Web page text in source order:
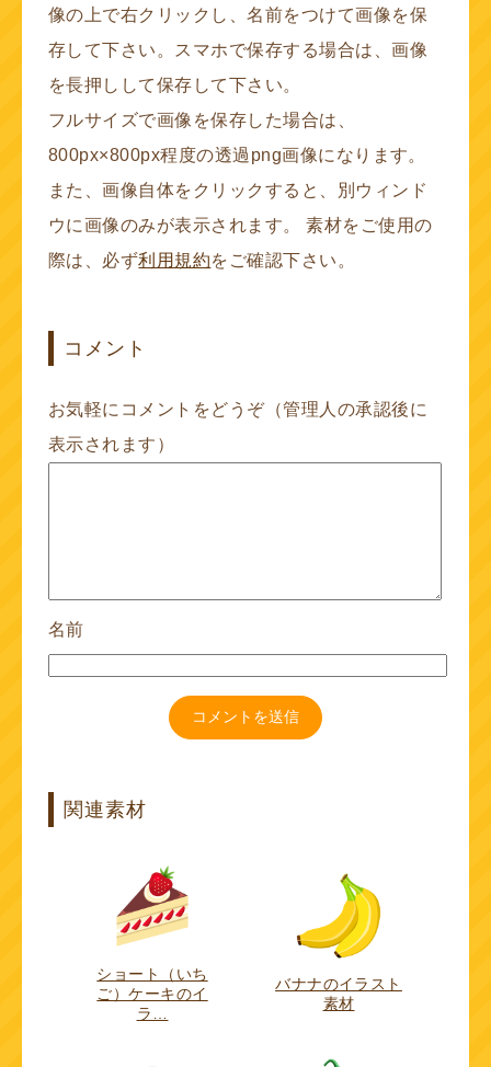
像の上で右クリックし、名前をつけて画像を保
存して下さい。スマホで保存する場合は、画像
を長押しして保存して下さい。
フルサイズで画像を保存した場合は、
800px×800px程度の透過png画像になります。
また、画像自体をクリックすると、別ウィンド
ウに画像のみが表示されます。 素材をご使用の
際は、必ず利用規約をご確認下さい。
コメント
お気軽にコメントをどうぞ（管理人の承認後に
表示されます）
名前
関連素材
ショート（いち
ご）ケーキのイ
ラ…
バナナのイラスト
素材